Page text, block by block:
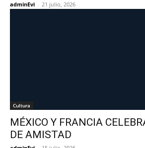
adminEvi - 21 julio, 2026
Cultura
MÉXICO Y FRANCIA
DE AMISTAD